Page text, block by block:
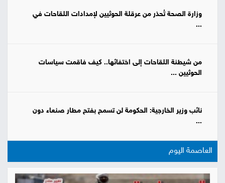
وزارة الصحة تُحذر من عرقلة الحوثيين لإمدادات اللقاحات في
...
من شيطنة اللقاحات إلى اختفائها.. كيف فاقمت سياسات
الحوثيين ...
نائب وزير الخارجية: الحكومة لن تسمح بفتح مطار صنعاء دون
...
العاصمة اليوم